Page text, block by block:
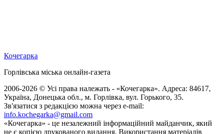
Кочегарка
Горлівська міська онлайн-газета
2006-2026 © Усі права належать - «Кочегарка». Адреса: 84617,
Україна, Донецька обл., м. Горлівка, вул. Горького, 35.
Зв'язатися з редакцією можна через e-mail:
info.kochegarka@gmail.com
«Кочегарка» - це незалежний інформаційний майданчик, який
не є копією друкованого видання. Використання матеріалів